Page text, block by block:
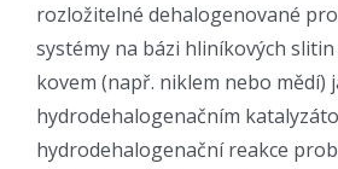
rozložitelné dehalogenované
systémy na bázi hliníkových
kovem (např. niklem nebo mědí)
hydrodehalogenačním
hydrodehalogenační reakce